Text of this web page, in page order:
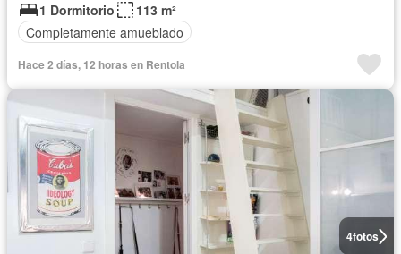
1 Dormitorio
113 m²
Completamente amueblado
Hace 2 días, 12 horas en Rentola
4fotos